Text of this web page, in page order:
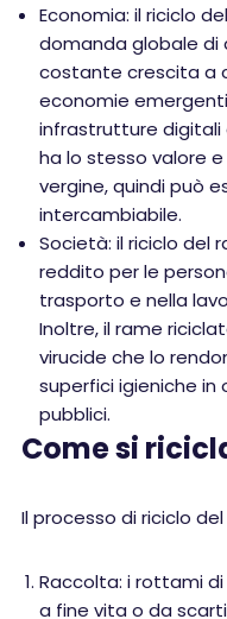
Economia: il riciclo
domanda globale di
costante crescita a
economie
infrastrutture digitali
ha lo stesso valore
vergine, quindi può
intercambiabile.
Società: il riciclo del
reddito per le
trasporto e nella
Inoltre, il rame
virucide che lo
superfici igieniche in
pubblici.
Come si
Il processo di riciclo
Raccolta: i rottami
a fine vita o da